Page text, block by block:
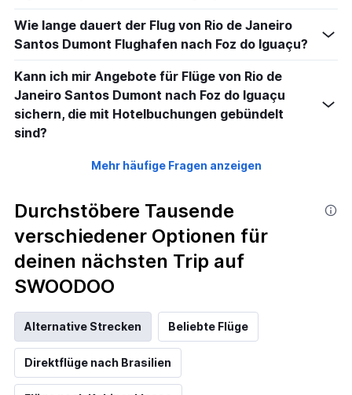
Wie lange dauert der Flug von Rio de Janeiro
Santos Dumont Flughafen nach Foz do Iguaçu?
Kann ich mir Angebote für Flüge von Rio de
Janeiro Santos Dumont nach Foz do Iguaçu
sichern, die mit Hotelbuchungen gebündelt
sind?
Mehr häufige Fragen anzeigen
Durchstöbere Tausende
verschiedener Optionen für
deinen nächsten Trip auf
SWOODOO
Alternative Strecken Beliebte Flüge
Direktflüge nach Brasilien